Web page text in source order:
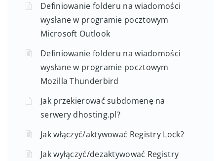
Definiowanie folderu na wiadomości
wysłane w programie pocztowym
Microsoft Outlook
Definiowanie folderu na wiadomości
wysłane w programie pocztowym
Mozilla Thunderbird
Jak przekierować subdomenę na
serwery dhosting.pl?
Jak włączyć/aktywować Registry Lock?
Jak wyłączyć/dezaktywować Registry